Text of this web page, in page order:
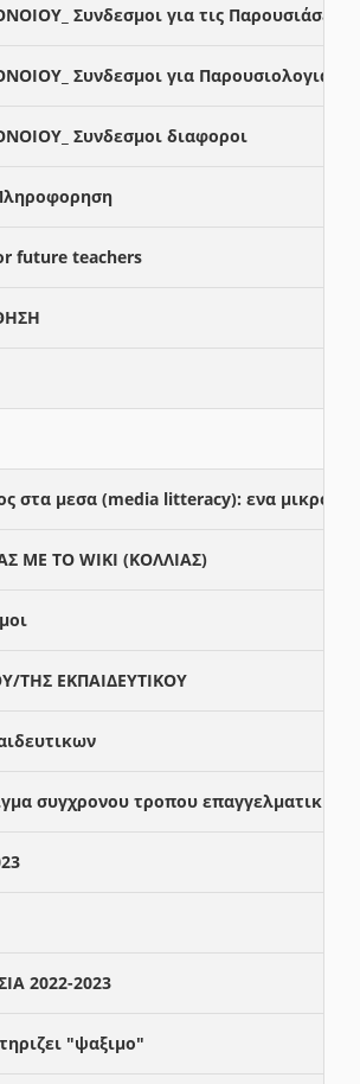
Συνδεσμοι για τις Παρουσιάσεις
Συνδεσμοι για Παρουσιολογια
Συνδεσμοι διαφοροι
future teachers
στα μεσα (media litteracy): ενα μικρο
ΜΕ ΤΟ WIKI (ΚΟΛΛΙΑΣ)
ΤΗΣ ΕΚΠΑΙΔΕΥΤΙΚΟΥ
συγχρονου τροπου επαγγελματικης
2022-2023
"ψαξιμο"